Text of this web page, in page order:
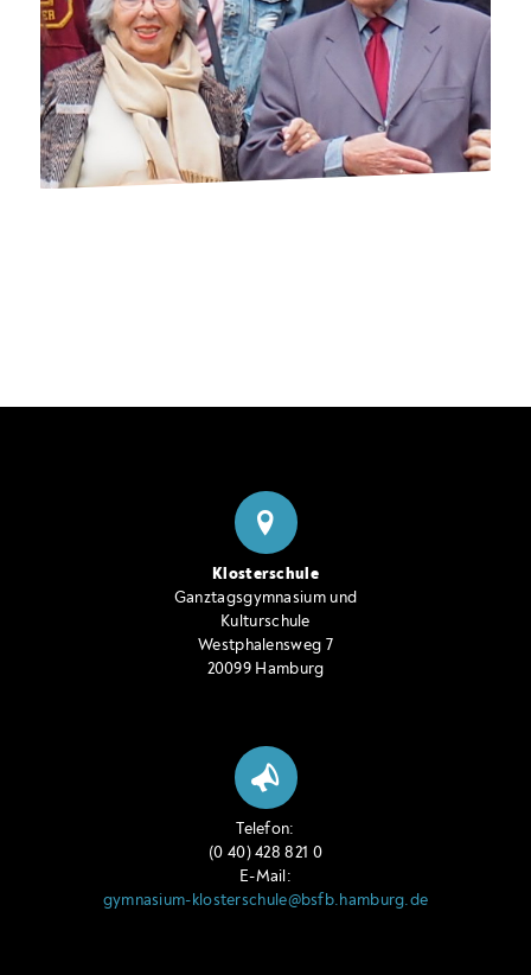
Klosterschule
Ganztagsgymnasium und
Kulturschule
Westphalensweg 7
20099 Hamburg
Telefon:
(0 40) 428 821 0
E-Mail:
gymnasium-klosterschule@bsfb.hamburg.de